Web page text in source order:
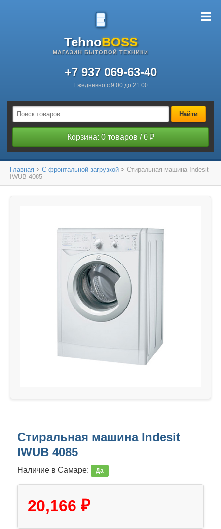
TehnoBOSS
МАГАЗИН БЫТОВОЙ ТЕХНИКИ
+7 937 069-63-40
Ежедневно с 9:00 до 21:00
Найти
Корзина: 0 товаров / 0 ₽
Главная > С фронтальной загрузкой > Стиральная машина Indesit
IWUB 4085
Стиральная машина Indesit
IWUB 4085
Наличие в Самаре: Да
20,166 ₽